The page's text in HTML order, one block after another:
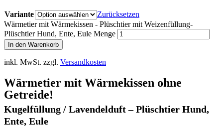
Variante
Zurücksetzen
Wärmetier mit Wärmekissen - Plüschtier mit Weizenfüllung-
Plüschtier Hund, Ente, Eule Menge
In den Warenkorb
inkl. MwSt. zzgl. Versandkosten
Wärmetier mit Wärmekissen ohne
Getreide!
Kugelfüllung / Lavendelduft – Plüschtier Hund,
Ente, Eule